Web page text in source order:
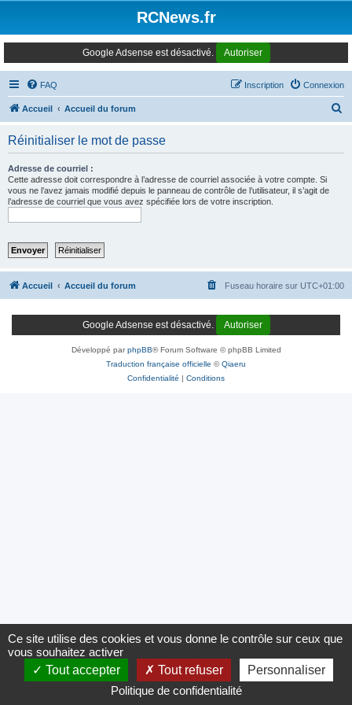
RCNews.fr
Google Adsense est désactivé. Autoriser
FAQ Connexion
Inscription
Accueil Accueil du forum
Réinitialiser le mot de passe
Adresse de courriel :
Cette adresse doit correspondre à l’adresse de courriel associée à votre compte. Si
vous ne l’avez jamais modifié depuis le panneau de contrôle de l’utilisateur, il s’agit de
l’adresse de courriel que vous avez spécifiée lors de votre inscription.
Accueil Accueil du forum Fuseau horaire sur UTC+01:00
Google Adsense est désactivé. Autoriser
Développé parphpBB® Forum Software © phpBB Limited
Traduction française officielle ©Qiaeru
Confidentialité | Conditions
Panneau de gestion des cookies
Ce site utilise des cookies et vous donne le contrôle sur ceux que
vous souhaitez activer
Tout accepter
Tout refuser
Personnaliser
Politique de confidentialité